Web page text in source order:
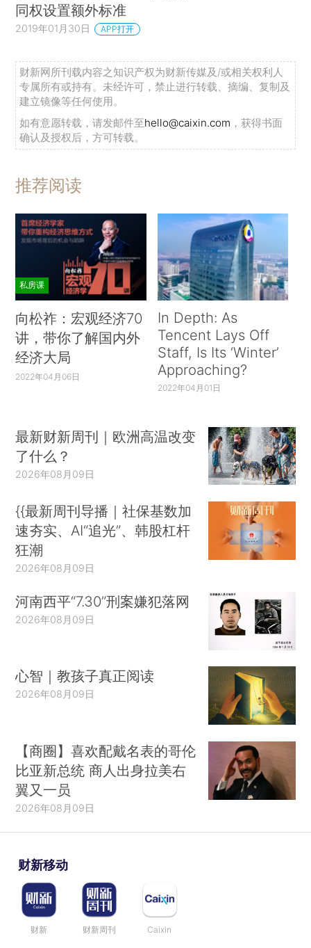
同权设置额外标准
2019年01月30日 APP打开
财新网所刊载内容之知识产权为财新传媒及/或相关权利人
专属所有或持有。未经许可，禁止进行转载、摘编、复制及
建立镜像等任何使用。
如有意愿转载，请发邮件至hello@caixin.com ，获得书面
确认及授权后，方可转载。
推荐阅读
私房课
向松祚：宏观经济70
讲，带你了解国内外
经济大局
2022年04月06日
In Depth: As
Tencent Lays Off
Staff, Is Its ‘Winter’
Approaching?
2022年04月01日
最新财新周刊｜欧洲高温改变
了什么？
2026年08月09日
{{最新周刊导播｜社保基数加
速夯实、AI“追光”、韩股杠杆
狂潮
2026年08月09日
河南西平“7.30”刑案嫌犯落网
2026年08月09日
心智｜教孩子真正阅读
2026年08月09日
【商圈】喜欢配戴名表的哥伦
比亚新总统 商人出身拉美右
翼又一员
2026年08月09日
财新移动
财新 财新周刊 Caixin